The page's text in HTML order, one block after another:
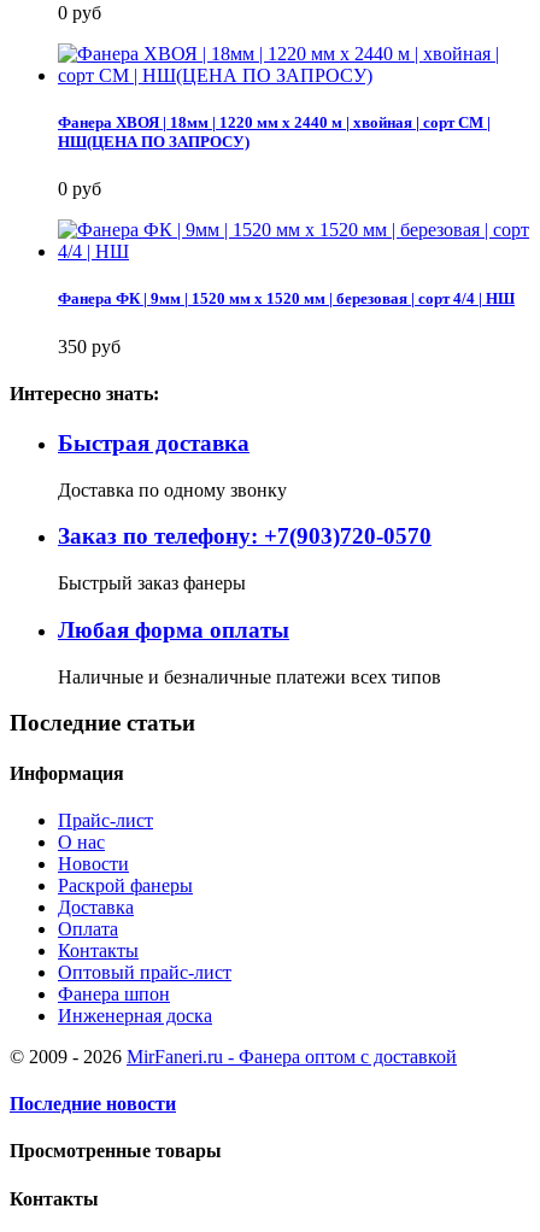
0 руб
Фанера ХВОЯ | 18мм | 1220 мм х 2440 м | хвойная | сорт СМ |
НШ(ЦЕНА ПО ЗАПРОСУ)
0 руб
Фанера ФК | 9мм | 1520 мм х 1520 мм | березовая | сорт 4/4 | НШ
350 руб
Интересно знать:
Быстрая доставка
Доставка по одному звонку
Заказ по телефону: +7(903)720-0570
Быстрый заказ фанеры
Любая форма оплаты
Наличные и безналичные платежи всех типов
Последние статьи
Информация
Прайс-лист
О нас
Новости
Раскрой фанеры
Доставка
Оплата
Контакты
Оптовый прайс-лист
Фанера шпон
Инженерная доска
© 2009 - 2026 MirFaneri.ru - Фанера оптом с доставкой
Последние новости
Просмотренные товары
Контакты